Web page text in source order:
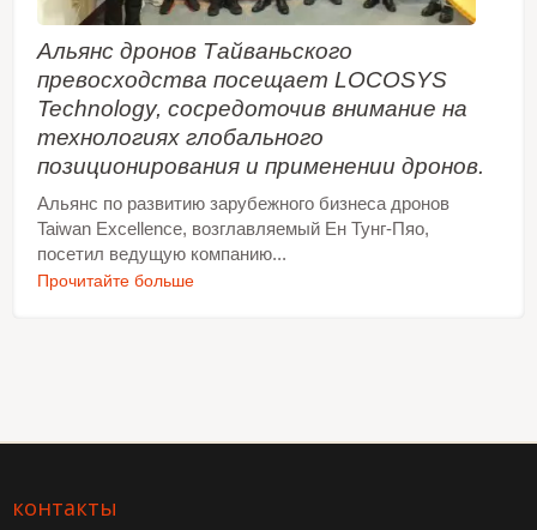
Альянс дронов Тайваньского
превосходства посещает LOCOSYS
Technology, сосредоточив внимание на
технологиях глобального
позиционирования и применении дронов.
Альянс по развитию зарубежного бизнеса дронов
Taiwan Excellence, возглавляемый Ен Тунг-Пяо,
посетил ведущую компанию...
Прочитайте больше
контакты